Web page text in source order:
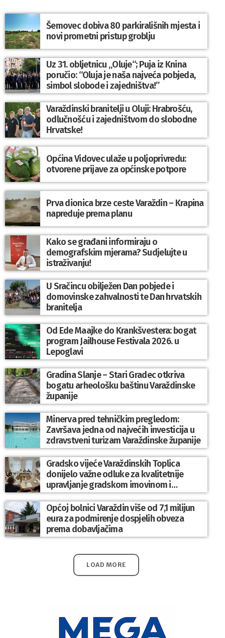
Šemovec dobiva 80 parkirališnih mjesta i
novi prometni pristup groblju
Uz 31. obljetnicu „Oluje“; Puja iz Knina
poručio: “Oluja je naša najveća pobjeda,
simbol slobode i zajedništva!”
Varaždinski branitelji u Oluji: Hrabrošću,
odlučnošću i zajedništvom do slobodne
Hrvatske!
Općina Vidovec ulaže u poljoprivredu:
otvorene prijave za općinske potpore
Prva dionica brze ceste Varaždin – Krapina
napreduje prema planu
Kako se građani informiraju o
demografskim mjerama? Sudjelujte u
istraživanju!
U Sračincu obilježen Dan pobjede i
domovinske zahvalnosti te Dan hrvatskih
branitelja
Od Ede Maajke do Krankšvestera: bogat
program Jailhouse Festivala 2026. u
Lepoglavi
Gradina Slanje – Stari Gradec otkriva
bogatu arheološku baštinu Varaždinske
županije
Minerva pred tehničkim pregledom:
Završava jedna od najvećih investicija u
zdravstveni turizam Varaždinske županije
Gradsko vijeće Varaždinskih Toplica
donijelo važne odluke za kvalitetnije
upravljanje gradskom imovinom i
komunalnim sustavom
Općoj bolnici Varaždin više od 7,1 milijun
eura za podmirenje dospjelih obveza
prema dobavljačima
LOAD MORE